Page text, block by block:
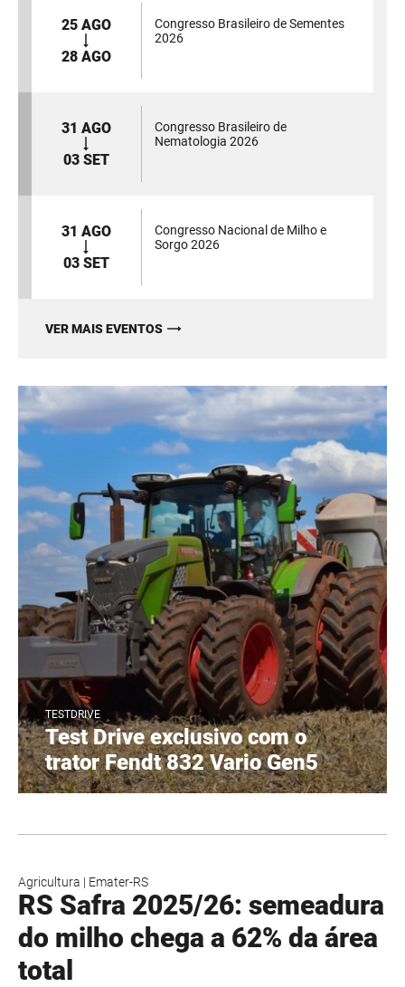
25 AGO
28 AGO
Congresso Brasileiro de Sementes
2026
31 AGO
03 SET
Congresso Brasileiro de
Nematologia 2026
31 AGO
03 SET
Congresso Nacional de Milho e
Sorgo 2026
VER MAIS EVENTOS
TESTDRIVE
Test Drive exclusivo com o
trator Fendt 832 Vario Gen5
Agricultura | Emater-RS
RS Safra 2025/26: semeadura
do milho chega a 62% da área
total